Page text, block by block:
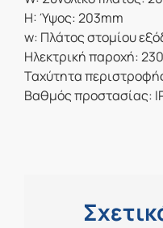
H: Ύψος: 203mm
w: Πλάτος στομίου
Ηλεκτρική παροχή:
Ταχύτητα
Βαθμός προστασίας: